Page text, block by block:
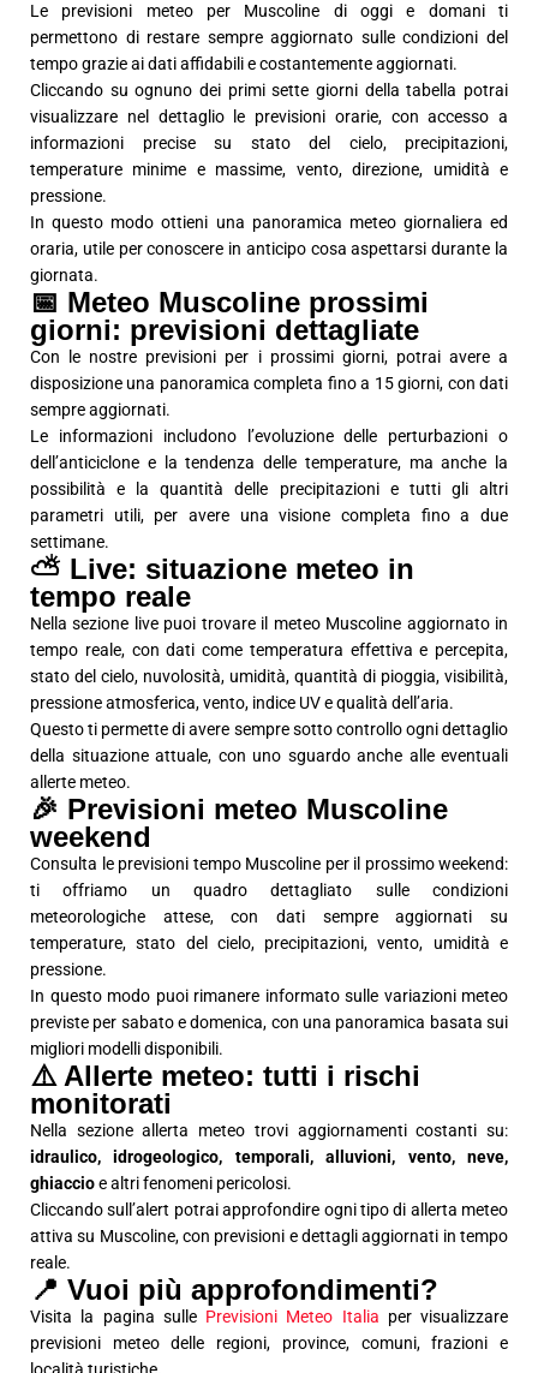
Le previsioni meteo per Muscoline di oggi e domani ti
permettono di restare sempre aggiornato sulle condizioni del
tempo grazie ai dati affidabili e costantemente aggiornati.
Cliccando su ognuno dei primi sette giorni della tabella potrai
visualizzare nel dettaglio le previsioni orarie, con accesso a
informazioni precise su stato del cielo, precipitazioni,
temperature minime e massime, vento, direzione, umidità e
pressione.
In questo modo ottieni una panoramica meteo giornaliera ed
oraria, utile per conoscere in anticipo cosa aspettarsi durante la
giornata.
📅 Meteo Muscoline prossimi
giorni: previsioni dettagliate
Con le nostre previsioni per i prossimi giorni, potrai avere a
disposizione una panoramica completa fino a 15 giorni, con dati
sempre aggiornati.
Le informazioni includono l’evoluzione delle perturbazioni o
dell’anticiclone e la tendenza delle temperature, ma anche la
possibilità e la quantità delle precipitazioni e tutti gli altri
parametri utili, per avere una visione completa fino a due
settimane.
⛅ Live: situazione meteo in
tempo reale
Nella sezione live puoi trovare il meteo Muscoline aggiornato in
tempo reale, con dati come temperatura effettiva e percepita,
stato del cielo, nuvolosità, umidità, quantità di pioggia, visibilità,
pressione atmosferica, vento, indice UV e qualità dell’aria.
Questo ti permette di avere sempre sotto controllo ogni dettaglio
della situazione attuale, con uno sguardo anche alle eventuali
allerte meteo.
🎉 Previsioni meteo Muscoline
weekend
Consulta le previsioni tempo Muscoline per il prossimo weekend:
ti offriamo un quadro dettagliato sulle condizioni
meteorologiche attese, con dati sempre aggiornati su
temperature, stato del cielo, precipitazioni, vento, umidità e
pressione.
In questo modo puoi rimanere informato sulle variazioni meteo
previste per sabato e domenica, con una panoramica basata sui
migliori modelli disponibili.
⚠️ Allerte meteo: tutti i rischi
monitorati
Nella sezione allerta meteo trovi aggiornamenti costanti su:
idraulico, idrogeologico, temporali, alluvioni, vento, neve,
ghiaccioe altri fenomeni pericolosi.
Cliccando sull’alert potrai approfondire ogni tipo di allerta meteo
attiva su Muscoline, con previsioni e dettagli aggiornati in tempo
reale.
📍 Vuoi più approfondimenti?
Visita la pagina sulle Previsioni Meteo Italia per visualizzare
previsioni meteo delle regioni, province, comuni, frazioni e